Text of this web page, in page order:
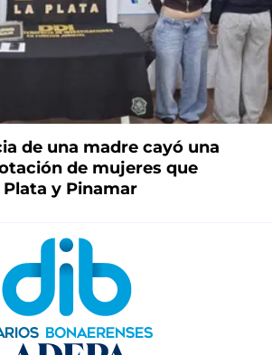
de una madre cayó una
de mujeres que
y Pinamar